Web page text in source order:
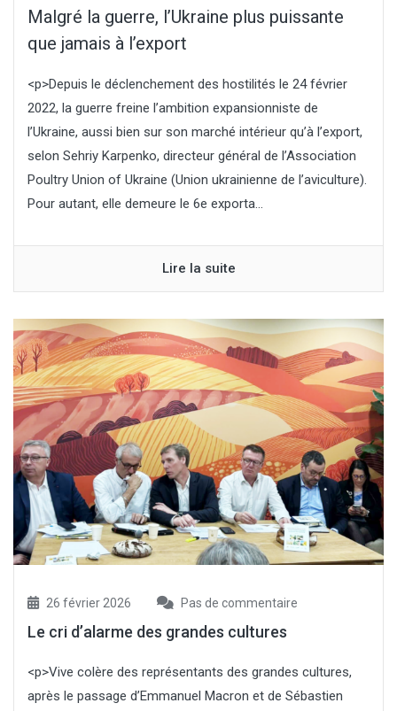
Malgré la guerre, l’Ukraine plus puissante
que jamais à l’export
<p>Depuis le déclenchement des hostilités le 24 février
2022, la guerre freine l’ambition expansionniste de
l’Ukraine, aussi bien sur son marché intérieur qu’à l’export,
selon Sehriy Karpenko, directeur général de l’Association
Poultry Union of Ukraine (Union ukrainienne de l’aviculture).
Pour autant, elle demeure le 6e exporta...
Lire la suite
26 février 2026 Pas de commentaire
Le cri d’alarme des grandes cultures
<p>Vive colère des représentants des grandes cultures,
après le passage d’Emmanuel Macron et de Sébastien